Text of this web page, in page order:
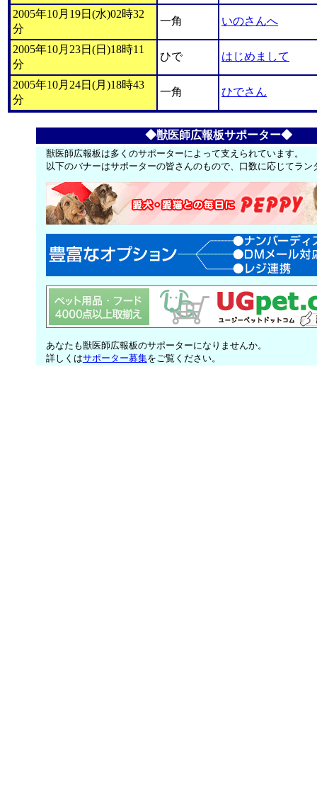
2005年10月19日(水)02時32
分
一角 いのさんへ
2005年10月23日(日)18時11
分
ひで はじめまして
2005年10月24日(月)18時43
分
一角 ひでさん
◆獣医師広報板サポーター◆
獣医師広報板は多くのサポーターによって支えられています。
以下のバナーはサポーターの皆さんのもので、口数に応じてラ
あなたも獣医師広報板のサポーターになりませんか。
詳しくはサポーター募集をご覧ください。